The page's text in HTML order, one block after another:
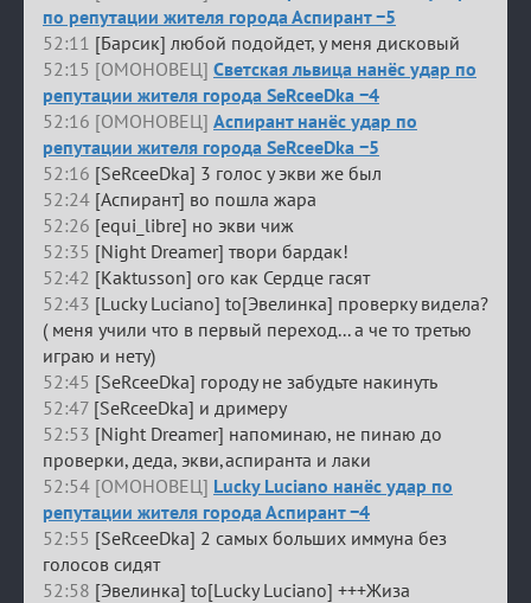
по репутации жителя города Аспирант −5
52:11 [Барсик] любой подойдет, у меня дисковый
52:15 [ОМОНОВЕЦ] Светская львица нанёс удар по
репутации жителя города SeRceeDka −4
52:16 [ОМОНОВЕЦ] Аспирант нанёс удар по
репутации жителя города SeRceeDka −5
52:16 [SeRceeDka] 3 голос у экви же был
52:24 [Аспирант] во пошла жара
52:26 [equi_libre] но экви чиж
52:35 [Night Dreamer] твори бардак!
52:42 [Kaktusson] ого как Сердце гасят
52:43 [Lucky Luciano] to[Эвелинка] проверку видела?
( меня учили что в первый переход... а че то третью
играю и нету)
52:45 [SeRceeDka] городу не забудьте накинуть
52:47 [SeRceeDka] и дримеру
52:53 [Night Dreamer] напоминаю, не пинаю до
проверки, деда, экви,аспиранта и лаки
52:54 [ОМОНОВЕЦ] Lucky Luciano нанёс удар по
репутации жителя города Аспирант −4
52:55 [SeRceeDka] 2 самых больших иммуна без
голосов сидят
52:58 [Эвелинка] to[Lucky Luciano] +++Жиза